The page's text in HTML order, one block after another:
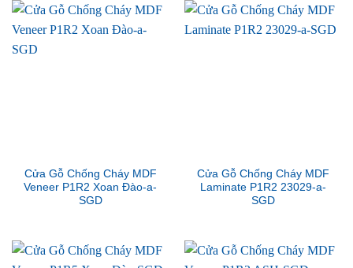
Cửa Gỗ Chống Cháy MDF
Veneer P1R2 Xoan Đào-a-
SGD
Cửa Gỗ Chống Cháy MDF
Laminate P1R2 23029-a-
SGD